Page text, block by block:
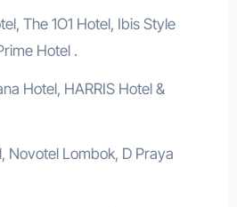
The 1O1 Hotel, Ibis Style
Hotel .
Hotel, HARRIS Hotel &
Novotel Lombok, D Praya